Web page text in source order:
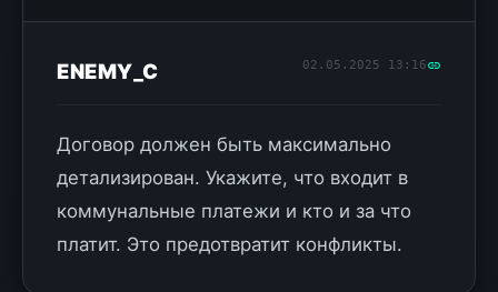
ENEMY_C 02.05.2025 13:16
Договор должен быть максимально
детализирован. Укажите, что входит в
коммунальные платежи и кто и за что
платит. Это предотвратит конфликты.